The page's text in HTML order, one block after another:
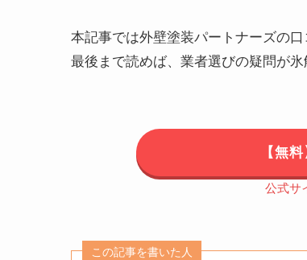
本記事では外壁塗装パートナーズの
最後まで読めば、業者選びの疑問が氷
【無
公式サ
この記事を書いた人